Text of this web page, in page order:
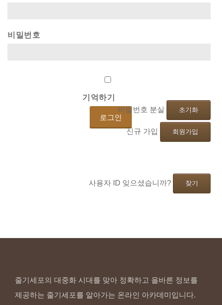
비밀번호
기억하기
비밀번호 분실 초기화
신규 가입 회원가입
사용자 ID 잊으셨습니까? 찾기
줄기세포의 대중화 시대를 맞아 정확하고 올바른 정보를
제공하는 줄기세포를 알아가는 온라인 아카데미입니다.